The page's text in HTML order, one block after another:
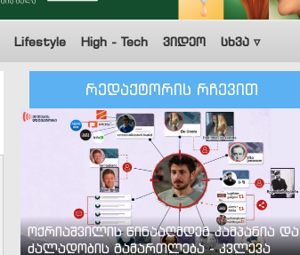
Lifestyle High - Tech ვიდეო სხვა ▿
რედაქტორის რჩევით
ოქრიაშვილის წინააღმდეგ კამპანია და
ძალადობის გამართლება - კვლევა